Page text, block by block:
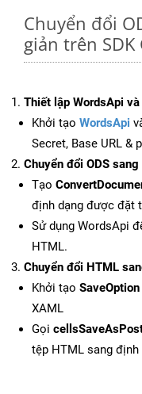
Chuyển đổi
giản trên SDK
Thiết lập WordsApi
Khởi tạo WordsApi
Secret, Base URL &
Chuyển đổi ODS
Tạo
định dạng được đặt
Sử dụng WordsApi
HTML.
Chuyển đổi HTML
Khởi tạo SaveOption
XAML
Gọi
tệp HTML sang định